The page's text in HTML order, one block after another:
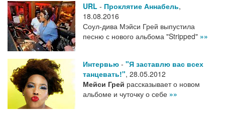
URL - Проклятие Аннабель,
18.08.2016
Соул-дива Мэйси Грей выпустила
песню с нового альбома "Stripped" »»
Интервью - "Я заставлю вас всех
танцевать!", 28.05.2012
Мейси Грей рассказывает о новом
альбоме и чуточку о себе »»